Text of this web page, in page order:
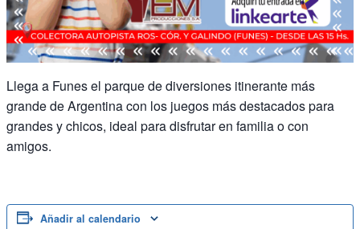
Llega a Funes el parque de diversiones itinerante más
grande de Argentina con los juegos más destacados para
grandes y chicos, ideal para disfrutar en familia o con
amigos.
Añadir al calendario